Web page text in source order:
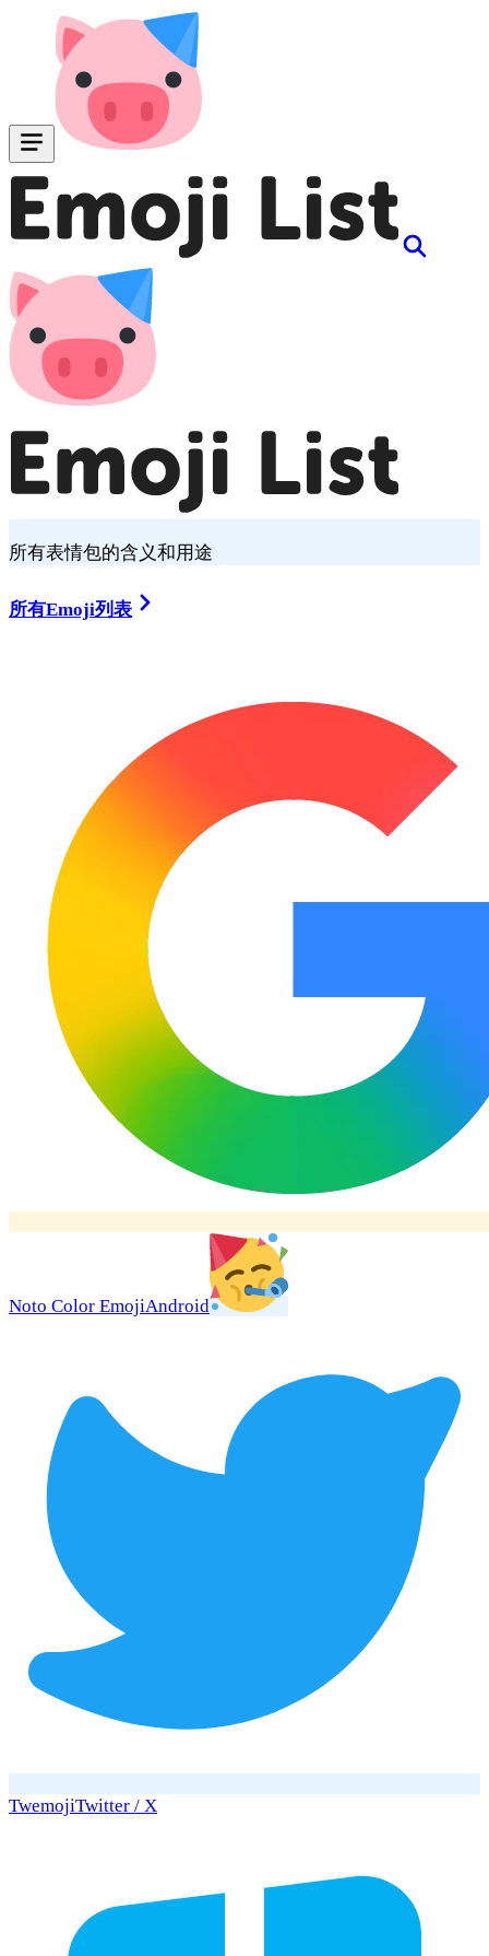
所有表情包的含义和用途
所有Emoji列表
Noto Color EmojiAndroid
TwemojiTwitter / X